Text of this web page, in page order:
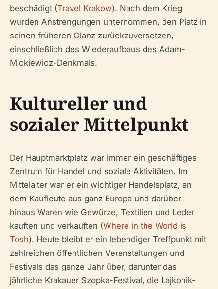
beschädigt (Travel Krakow). Nach dem Krieg
wurden Anstrengungen unternommen, den Platz in
seinen früheren Glanz zurückzuversetzen,
einschließlich des Wiederaufbaus des Adam-
Mickiewicz-Denkmals.
Kultureller und
sozialer Mittelpunkt
Der Hauptmarktplatz war immer ein geschäftiges
Zentrum für Handel und soziale Aktivitäten. Im
Mittelalter war er ein wichtiger Handelsplatz, an
dem Kaufleute aus ganz Europa und darüber
hinaus Waren wie Gewürze, Textilien und Leder
kauften und verkauften (Where in the World is
Tosh). Heute bleibt er ein lebendiger Treffpunkt mit
zahlreichen öffentlichen Veranstaltungen und
Festivals das ganze Jahr über, darunter das
jährliche Krakauer Szopka-Festival, die Lajkonik-